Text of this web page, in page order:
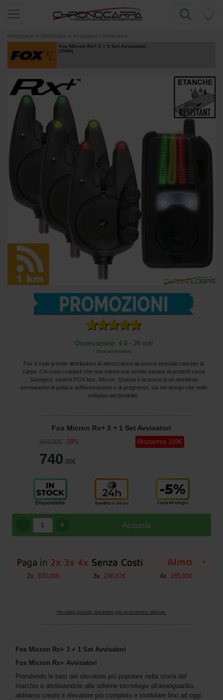
Homepage » Elettronica » Avvisatori + Ricevitore
Fox Micron Rx+ 3 + 1 Set Avvisatori
[203864]
Osservazione: 4.9 - 26 voti
Vedi recensioni
Fox è il più grande distributore di attrezzatura da pesca specializzata per la
carpa. Chi sono i carpisti che non hanno mai sentito parlare di prodotti come
Swingers, sistemi FOX box, Micron. Questa è la prova di un desiderio
permanente di politica dell'innovazione e di progresso, sia nel design che nello
sviluppo del prodotto.
Fox Micron Rx+ 3 + 1 Set Avvisatori
899,00€ -18%
740 ,00€
Risparmia 159€
Acquista
+
+
2x 370 ,00€ 3x 246 67€ 4x 185, 00€
Ho visto questo prodotto più economico altrove.
Fox Micron Rx+ 3 + 1 Set Avvisatori
Fox Micron Rx+ Avvisatori
Prendendo le basi del rilevatore più popolare nella storia del
marchio e attribuendole alle odierne tecnologie all'avanguardia,
abbiamo creato il rilevatore più completo e modulare fino ad oggi: